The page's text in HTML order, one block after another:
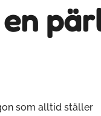
som alltid ställer